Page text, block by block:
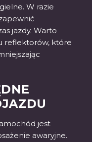
W razie
jazdy. Warto
reflektorów, które
jest
awaryjne.